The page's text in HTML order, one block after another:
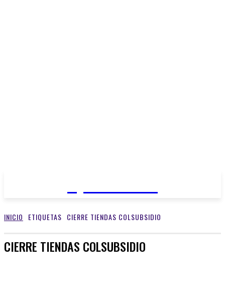
INICIO ETIQUETAS CIERRE TIENDAS COLSUBSIDIO
CIERRE TIENDAS COLSUBSIDIO